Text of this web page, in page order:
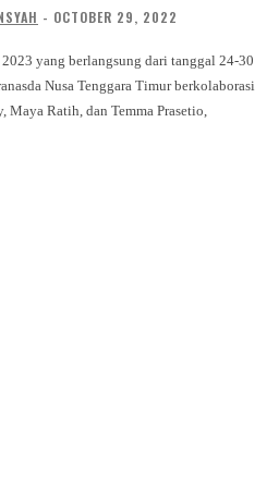
- OCTOBER 29, 2022
yang berlangsung dari tanggal 24-30
Nusa Tenggara Timur berkolaborasi
Ratih, dan Temma Prasetio,